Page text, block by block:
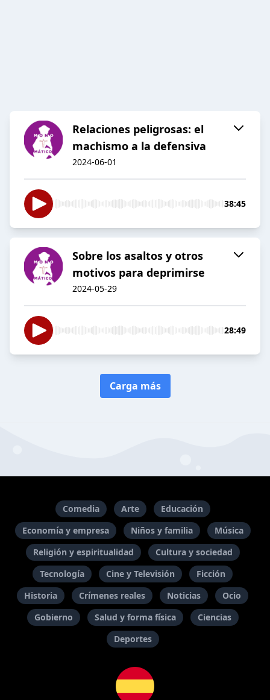
Relaciones peligrosas: el
machismo a la defensiva
2024-06-01
38:45
Sobre los asaltos y otros
motivos para deprimirse
2024-05-29
28:49
Carga más
Comedia Arte
Educación
Economía y empresa
Niños y familia
Música
Religión y espiritualidad
Cultura y sociedad
Tecnología
Cine y Televisión
Ficción
Historia
Crímenes reales Noticias
Ocio
Gobierno
Salud y forma física
Ciencias
Deportes